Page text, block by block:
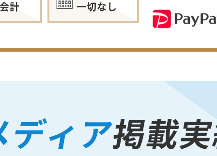
計
一切なし
ディア掲載